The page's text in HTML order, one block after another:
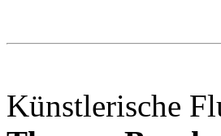
Künstlerische